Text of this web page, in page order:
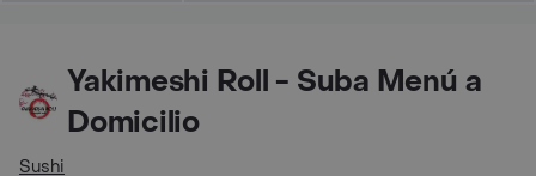
Yakimeshi Roll - Suba Menú a
Domicilio
Sushi